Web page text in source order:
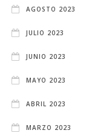
AGOSTO 2023
JULIO 2023
JUNIO 2023
MAYO 2023
ABRIL 2023
MARZO 2023